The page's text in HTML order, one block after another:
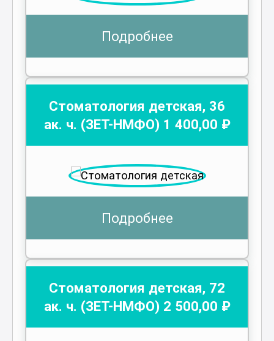
Подробнее
Стоматология детская, 36
ак. ч. (ЗЕТ-НМФО) 1 400,00 ₽
Подробнее
Стоматология детская, 72
ак. ч. (ЗЕТ-НМФО) 2 500,00 ₽